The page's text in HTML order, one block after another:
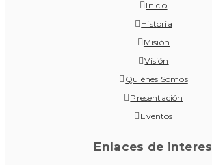
Inicio
Historia
Misión
Visión
Quiénes Somos
Presentación
Eventos
Enlaces de interes